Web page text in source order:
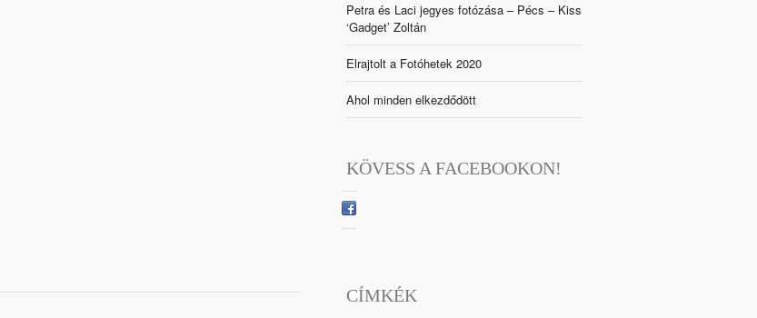
Petra és Laci jegyes fotózása – Pécs – Kiss
‘Gadget’ Zoltán
Elrajtolt a Fotóhetek 2020
Ahol minden elkezdődött
KÖVESS A FACEBOOKON!
CÍMKÉK